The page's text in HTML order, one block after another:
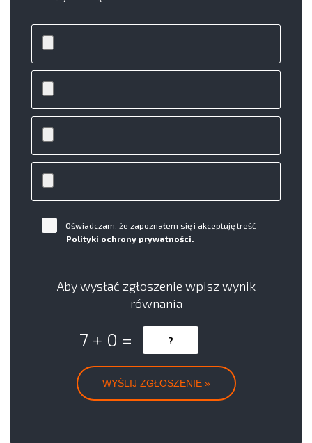
Oświadczam, że zapoznałem się i akceptuję treść
Polityki ochrony prywatności.
Aby wysłać zgłoszenie wpisz wynik
równania
7 + 0 =